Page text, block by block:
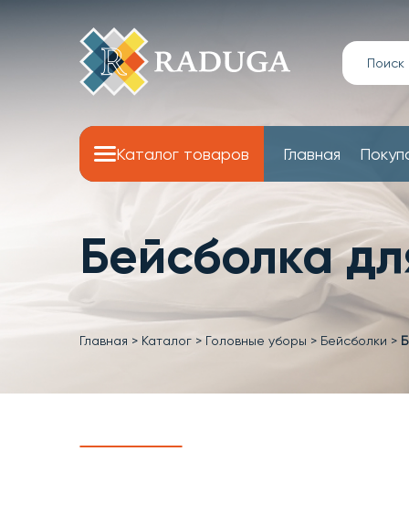
Каталог товаров Главная
Бейсболка
Главная > Каталог > Головные уборы > Бейсболки >